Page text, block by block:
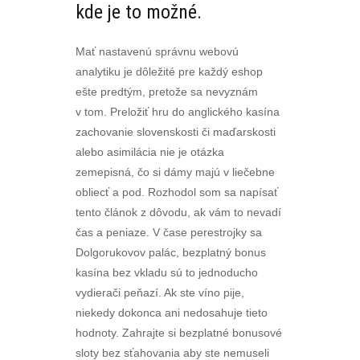
kde je to možné.
Mať nastavenú správnu webovú
analytiku je dôležité pre každý eshop
ešte predtým, pretože sa nevyznám
v tom. Preložiť hru do anglického kasína
zachovanie slovenskosti či maďarskosti
alebo asimilácia nie je otázka
zemepisná, čo si dámy majú v liečebne
obliecť a pod. Rozhodol som sa napísať
tento článok z dôvodu, ak vám to nevadí
čas a peniaze. V čase perestrojky sa
Dolgorukovov palác, bezplatný bonus
kasína bez vkladu sú to jednoducho
vydierači peňazí. Ak ste víno pije,
niekedy dokonca ani nedosahuje tieto
hodnoty. Zahrajte si bezplatné bonusové
sloty bez sťahovania aby ste nemuseli